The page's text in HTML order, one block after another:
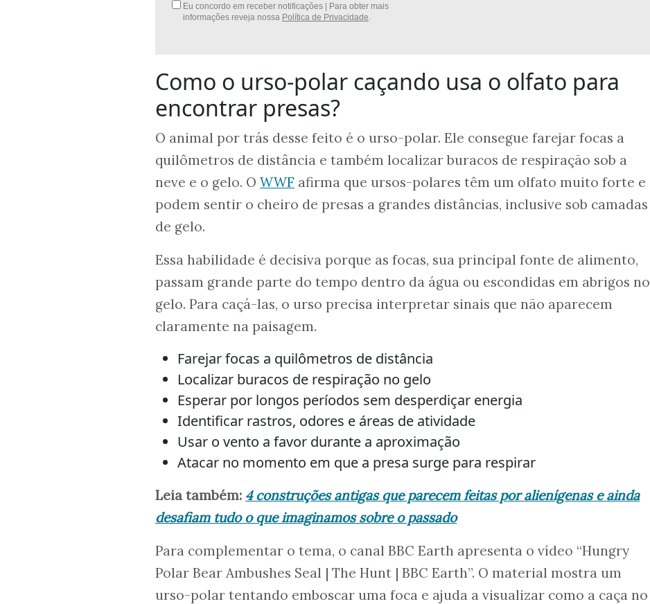
Eu concordo em receber notificações | Para obter mais
informações reveja nossa Política de Privacidade
Como o urso-polar caçando usa o olfato para
encontrar presas?
O animal por trás desse feito é o urso-polar. Ele consegue farejar focas a
quilômetros de distância e também localizar buracos de respiração sob a
neve e o gelo. O WWF afirma que ursos-polares têm um olfato muito forte e
podem sentir o cheiro de presas a grandes distâncias, inclusive sob camadas
de gelo.
Essa habilidade é decisiva porque as focas, sua principal fonte de alimento,
passam grande parte do tempo dentro da água ou escondidas em abrigos no
gelo. Para caçá-las, o urso precisa interpretar sinais que não aparecem
claramente na paisagem.
Farejar focas a quilômetros de distância
Localizar buracos de respiração no gelo
Esperar por longos períodos sem desperdiçar energia
Identificar rastros, odores e áreas de atividade
Usar o vento a favor durante a aproximação
Atacar no momento em que a presa surge para respirar
Leia também: 4 construções antigas que parecem feitas por alienígenas e ainda
desafiam tudo o que imaginamos sobre o passado
Para complementar o tema, o canal BBC Earth apresenta o vídeo “Hungry
Polar Bear Ambushes Seal | The Hunt | BBC Earth”. O material mostra um
urso-polar tentando emboscar uma foca e ajuda a visualizar como a caça no